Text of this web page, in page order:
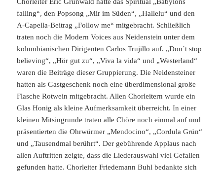
falling“, den Popsong „Mir im Süden“, „Hallelu“ und den
A-Capella-Beitrag „Follow me“ mitgebracht. Schließlich
traten noch die Modern Voices aus Neidenstein unter dem
kolumbianischen Dirigenten Carlos Trujillo auf. „Don´t stop
believing“, „Hör gut zu“, „Viva la vida“ und „Westerland“
waren die Beiträge dieser Gruppierung. Die Neidensteiner
hatten als Gastgeschenk noch eine überdimensional große
Flasche Rotwein mitgebracht. Allen Chorleitern wurde ein
Glas Honig als kleine Aufmerksamkeit überreicht. In einer
kleinen Mitsingrunde traten alle Chöre noch einmal auf und
präsentierten die Ohrwürmer „Mendocino“, „Cordula Grün“
und „Tausendmal berührt“. Der gebührende Applaus nach
allen Auftritten zeigte, dass die Liederauswahl viel Gefallen
gefunden hatte. Chorleiter Friedemann Buhl bedankte sich